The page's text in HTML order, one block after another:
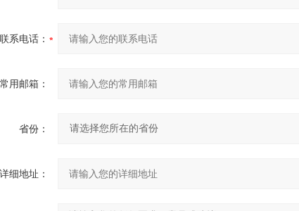
联系电话：
常用邮箱：
省份：
详细地址：